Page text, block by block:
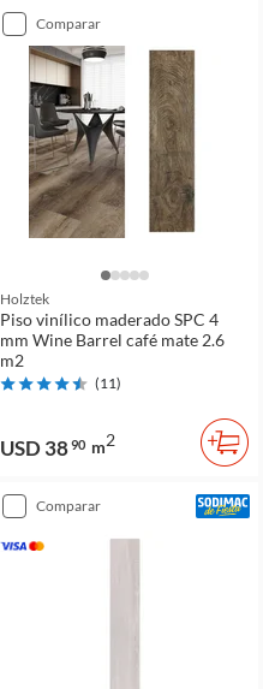
comparar
Holztek
Piso vinílico maderado SPC 4
mm Wine Barrel café mate 2.6
m2
(11)
USD 3890 m2
comparar